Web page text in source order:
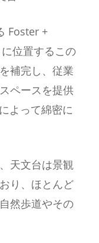
Foster +
位置するこの
補完し、従業
ペースを提供
よって綿密に
天文台は景観
り、ほとんど
然歩道やその